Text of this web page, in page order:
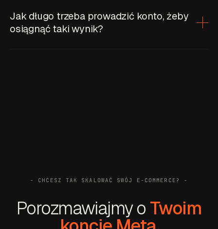
Jak długo trzeba prowadzić konto, żeby
osiągnąć taki wynik?
- CHCESZ TAK SKALOWAĆ SWÓJ E-COMMERCE? -
Porozmawiajmy o Twoim